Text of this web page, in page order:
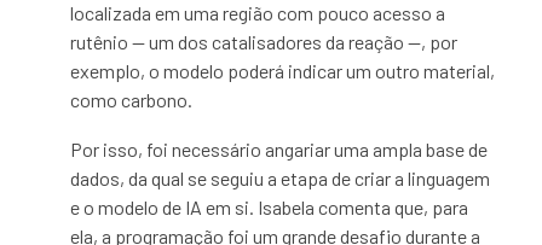
localizada em uma região com pouco acesso a
rutênio — um dos catalisadores da reação —, por
exemplo, o modelo poderá indicar um outro material,
como carbono.
Por isso, foi necessário angariar uma ampla base de
dados, da qual se seguiu a etapa de criar a linguagem
e o modelo de IA em si. Isabela comenta que, para
ela, a programação foi um grande desafio durante a